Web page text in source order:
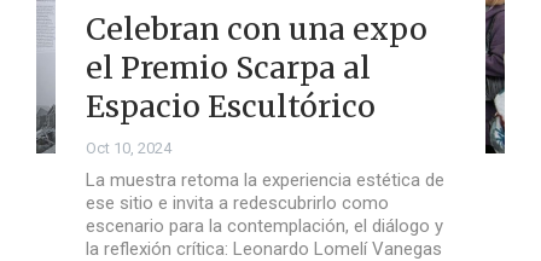
Celebran con una expo
el Premio Scarpa al
Espacio Escultórico
Oct 10, 2024
La muestra retoma la experiencia estética de
ese sitio e invita a redescubrirlo como
escenario para la contemplación, el diálogo y
la reflexión crítica: Leonardo Lomelí Vanegas